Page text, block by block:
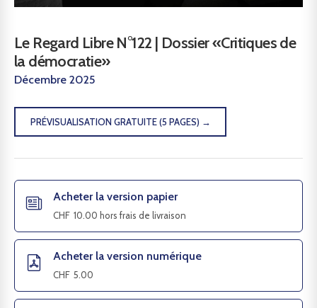
Le Regard Libre N°122 | Dossier «Critiques de
la démocratie»
Décembre 2025
PRÉVISUALISATION GRATUITE (5 PAGES) →
Acheter la version papier
CHF 10.00 hors frais de livraison
Acheter la version numérique
CHF 5.00